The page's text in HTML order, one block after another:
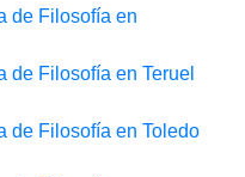
de Filosofía en
de Filosofía en Teruel
de Filosofía en Toledo